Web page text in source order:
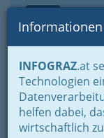
INFOGRAZ.at
Technologien
helfen dabei,
wirtschaftlich
Home
Ausstellungen -
BLUE